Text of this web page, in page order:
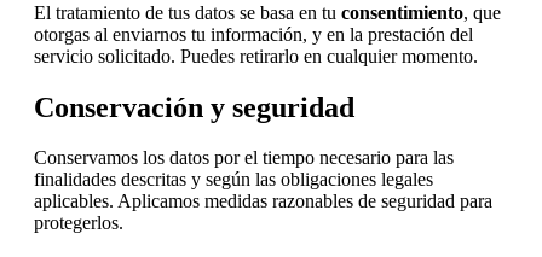
El tratamiento de tus datos se basa en tu consentimiento, que
otorgas al enviarnos tu información, y en la prestación del
servicio solicitado. Puedes retirarlo en cualquier momento.
Conservación y seguridad
Conservamos los datos por el tiempo necesario para las
finalidades descritas y según las obligaciones legales
aplicables. Aplicamos medidas razonables de seguridad para
protegerlos.